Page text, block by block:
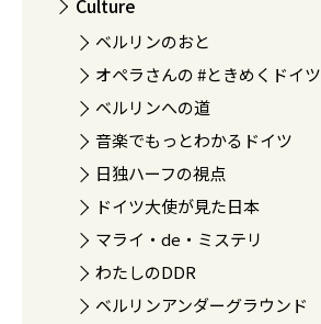
ベルリンのおと
オペラさんの #ときめくドイツ
ベルリンへの道
音楽でもっとわかるドイツ
日独ハーフの視点
ドイツ大使が見た日本
マライ・de・ミステリ
わたしのDDR
ベルリンアンダーグラウンド